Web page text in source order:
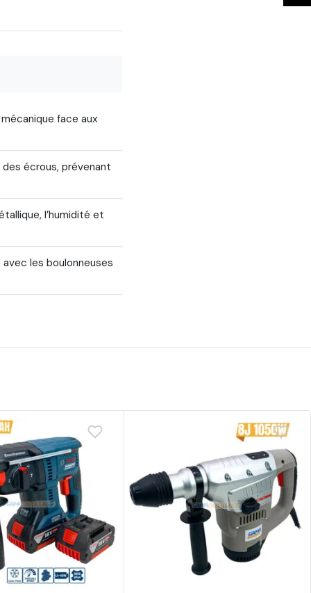
face aux
écrous, prévenant
l’humidité et
les boulonneuses